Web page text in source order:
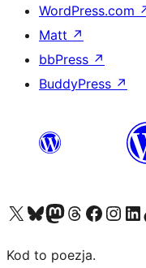
WordPress.com
Matt ↗
bbPress ↗
BuddyPress ↗
Odwiedź nasze konto X (dawniej Twitter)
Odwiedź nasze konto Bluesky
Odwiedź nasze konto na
Odwiedź naszego
OdwiedźOdwiedź
Kod to poezja.